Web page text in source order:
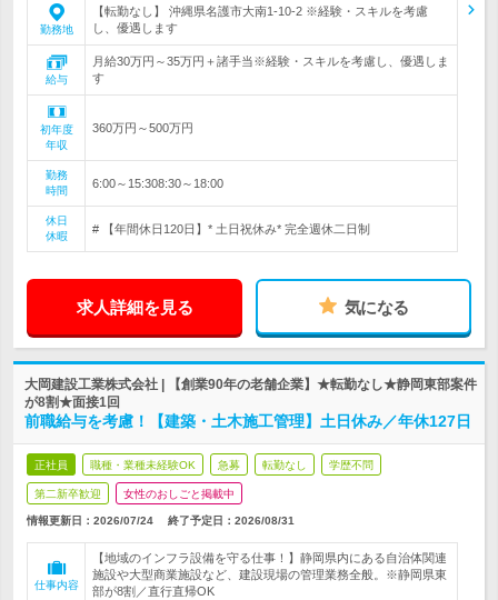
勤務地
【転勤なし】 沖縄県名護市大南1-10-2 ※経験・スキルを考慮
し、優遇します
給与
月給30万円～35万円＋諸手当※経験・スキルを考慮し、優遇しま
す
初年度
年収
360万円～500万円
勤務
時間
6:00～15:308:30～18:00
休日
休暇
# 【年間休日120日】* 土日祝休み* 完全週休二日制
求人詳細を見る 気になる
大岡建設工業株式会社 | 【創業90年の老舗企業】★転勤なし★静岡東部案件
が8割★面接1回
前職給与を考慮！【建築・土木施工管理】土日休み／年休127日
正社員 職種・業種未経験OK 急募 転勤なし 学歴不問
第二新卒歓迎 女性のおしごと掲載中
情報更新日：2026/07/24 終了予定日： 2026/08/31
仕事内容
【地域のインフラ設備を守る仕事！】静岡県内にある自治体関連
施設や大型商業施設など、建設現場の管理業務全般。※静岡県東
部が8割／直行直帰OK